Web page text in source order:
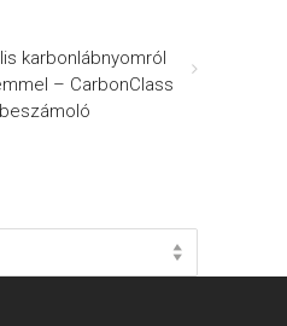
karbonlábnyomról
– CarbonClass